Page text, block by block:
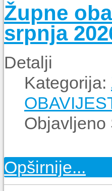
Župne
srpnja
Detalji
Kategorija:
Objavljeno
Opširnije...